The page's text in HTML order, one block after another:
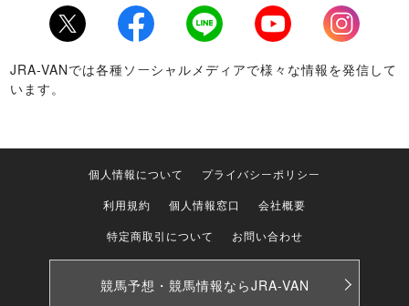
Twitter Facebook LINE Youtube
Instagram
JRA-VANでは各種ソーシャルメディアで様々な情報を発信して
います。
個人情報について
プライバシーポリシー
利用規約
個人情報窓口
会社概要
特定商取引について
お問い合わせ
競馬予想・競馬情報ならJRA-VAN